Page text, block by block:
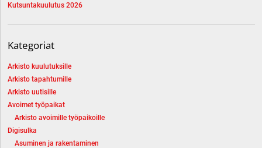
Kutsuntakuulutus 2026
Kategoriat
Arkisto kuulutuksille
Arkisto tapahtumille
Arkisto uutisille
Avoimet työpaikat
Arkisto avoimille työpaikoille
Digisulka
Asuminen ja rakentaminen